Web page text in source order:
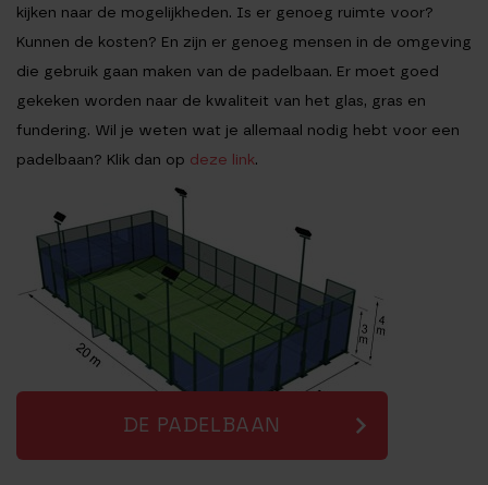
kijken naar de mogelijkheden. Is er genoeg ruimte voor?
Kunnen de kosten? En zijn er genoeg mensen in de omgeving
die gebruik gaan maken van de padelbaan. Er moet goed
gekeken worden naar de kwaliteit van het glas, gras en
fundering. Wil je weten wat je allemaal nodig hebt voor een
padelbaan? Klik dan op deze link.
DE PADELBAAN